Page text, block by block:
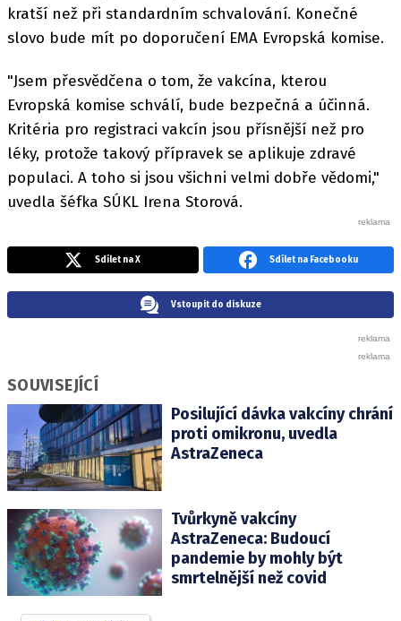
kratší než při standardním schvalování. Konečné
slovo bude mít po doporučení EMA Evropská komise.
"Jsem přesvědčena o tom, že vakcína, kterou
Evropská komise schválí, bude bezpečná a účinná.
Kritéria pro registraci vakcín jsou přísnější než pro
léky, protože takový přípravek se aplikuje zdravé
populaci. A toho si jsou všichni velmi dobře vědomi,"
uvedla šéfka SÚKL Irena Storová.
Sdílet na X Sdílet na Facebooku
Vstoupit do diskuze
SOUVISEJÍCÍ
Posilující dávka vakcíny chrání
proti omikronu, uvedla
AstraZeneca
Tvůrkyně vakcíny
AstraZeneca: Budoucí
pandemie by mohly být
smrtelnější než covid